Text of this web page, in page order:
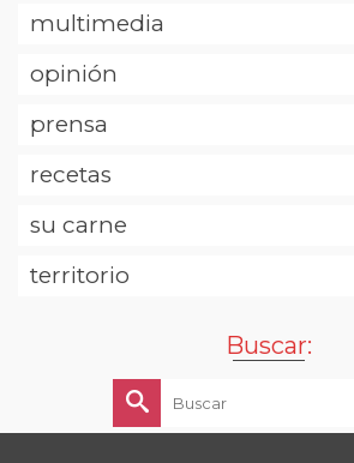
multimedia
opinión
prensa
recetas
su carne
territorio
Buscar:
Buscar
por: